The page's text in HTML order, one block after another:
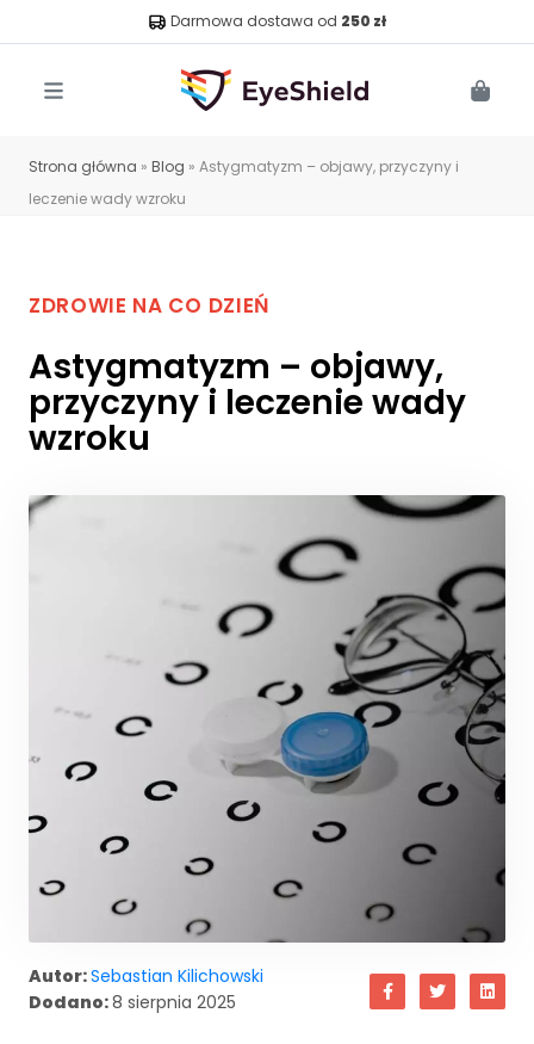
Darmowa dostawa od 250 zł
Strona główna » Blog » Astygmatyzm – objawy, przyczyny i
leczenie wady wzroku
ZDROWIE NA CO DZIEŃ
Astygmatyzm – objawy,
przyczyny i leczenie wady
wzroku
Autor:Sebastian Kilichowski
Dodano:8 sierpnia 2025